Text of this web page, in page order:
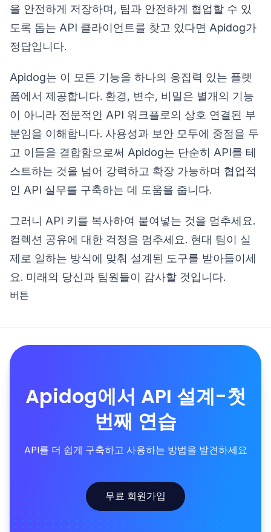
을 안전하게 저장하며, 팀과 안전하게 협업할 수 있
도록 돕는 API 클라이언트를 찾고 있다면 Apidog가
정답입니다.
Apidog는 이 모든 기능을 하나의 응집력 있는 플랫
폼에서 제공합니다. 환경, 변수, 비밀은 별개의 기능
이 아니라 전문적인 API 워크플로의 상호 연결된 부
분임을 이해합니다. 사용성과 보안 모두에 중점을 두
고 이들을 결합함으로써 Apidog는 단순히 API를 테
스트하는 것을 넘어 강력하고 확장 가능하며 협업적
인 API 실무를 구축하는 데 도움을 줍니다.
그러니 API 키를 복사하여 붙여넣는 것을 멈추세요.
컬렉션 공유에 대한 걱정을 멈추세요. 현대 팀이 실
제로 일하는 방식에 맞춰 설계된 도구를 받아들이세
요. 미래의 당신과 팀원들이 감사할 것입니다.
버튼
Apidog에서 API 설계-첫
번째 연습
API를 더 쉽게 구축하고 사용하는 방법을 발견하세요
무료 회원가입